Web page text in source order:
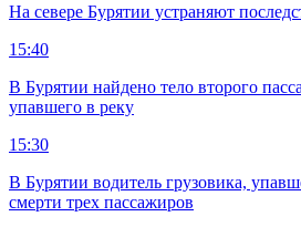
На севере Бурятии устраняют
15:40
В Бурятии найдено тело второго
упавшего в реку
15:30
В Бурятии водитель грузовика,
смерти трех пассажиров